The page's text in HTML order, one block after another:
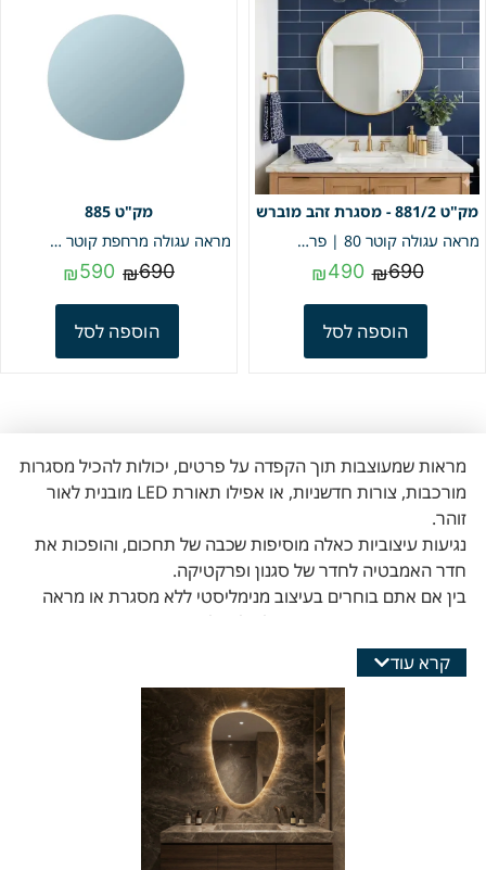
881/2 - מסגרת זהב מוברש
מראה עגולה קוטר 80 | פרופיל זהב מוברש | מק"ט 881/2
₪690
₪490
הוספה לסל
885
מראה עגולה מרחפת קוטר 80 | מק"ט 885
₪690
₪590
הוספה לסל
מראות שמעוצבות תוך הקפדה על פרטים, יכולות להכיל מסגרות
מורכבות, צורות חדשניות, או אפילו תאורת LED מובנית לאור
זוהר.
נגיעות עיצוביות כאלה מוסיפות שכבה של תחכום, והופכות את
חדר האמבטיה לחדר של סגנון ופרקטיקה.
בין אם אתם בוחרים בעיצוב מנימליסטי ללא מסגרת או מראה
מפוארת, מראה מעוצבת יכולה להעלות באופן מיוחד את
האסתטיקה של חדר המקלחת שלכם תוך התמזגות חלקה עם
אביזרים איכותיים אחרים.
קרא עוד